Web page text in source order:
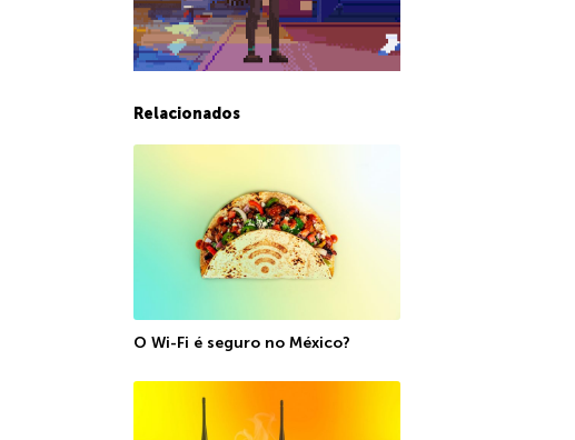
Relacionados
O Wi-Fi é seguro no México?